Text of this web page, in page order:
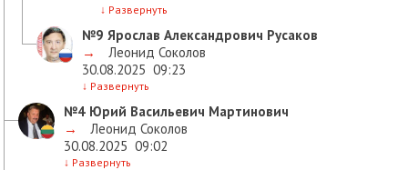
↓ Развернуть
№9 Ярослав Александрович Русаков
→
Леонид Соколов
30.08.2025 09:23
↓ Развернуть
№4 Юрий Васильевич Мартинович
→
Леонид Соколов
30.08.2025 09:02
↓ Развернуть